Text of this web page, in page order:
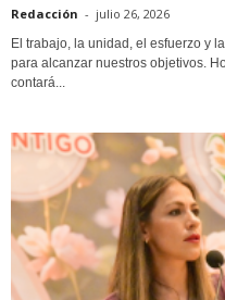
Redacción - julio 26, 2026
El trabajo, la unidad, el esfuerzo y
para alcanzar nuestros objetivos.
contará...